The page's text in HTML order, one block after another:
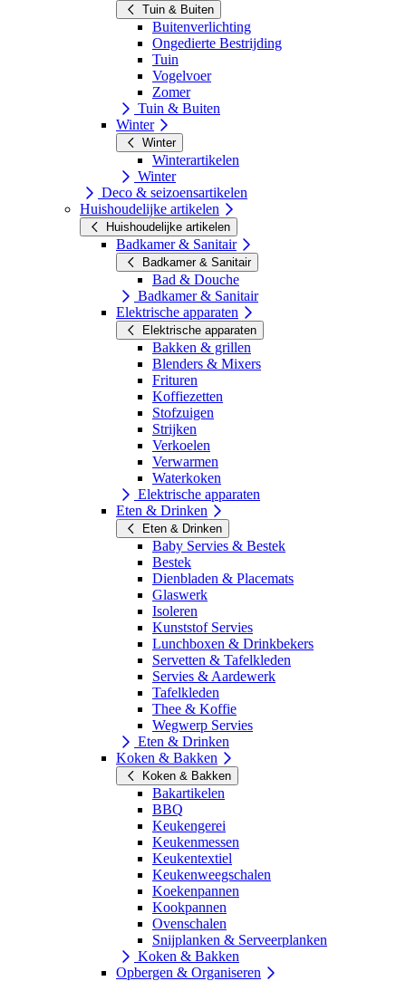
Tuin & Buiten
Buitenverlichting
Ongedierte Bestrijding
Tuin
Vogelvoer
Zomer
Tuin & Buiten
Winter
Winter
Winterartikelen
Winter
Deco & seizoensartikelen
Huishoudelijke artikelen
Huishoudelijke artikelen
Badkamer & Sanitair
Badkamer & Sanitair
Bad & Douche
Badkamer & Sanitair
Elektrische apparaten
Elektrische apparaten
Bakken & grillen
Blenders & Mixers
Frituren
Koffiezetten
Stofzuigen
Strijken
Verkoelen
Verwarmen
Waterkoken
Elektrische apparaten
Eten & Drinken
Eten & Drinken
Baby Servies & Bestek
Bestek
Dienbladen & Placemats
Glaswerk
Isoleren
Kunststof Servies
Lunchboxen & Drinkbekers
Servetten & Tafelkleden
Servies & Aardewerk
Tafelkleden
Thee & Koffie
Wegwerp Servies
Eten & Drinken
Koken & Bakken
Koken & Bakken
Bakartikelen
BBQ
Keukengerei
Keukenmessen
Keukentextiel
Keukenweegschalen
Koekenpannen
Kookpannen
Ovenschalen
Snijplanken & Serveerplanken
Koken & Bakken
Opbergen & Organiseren